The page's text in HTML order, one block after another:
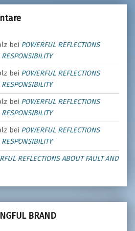
bei POWERFUL REFLECTIONS
bei POWERFUL REFLECTIONS
bei POWERFUL REFLECTIONS
bei POWERFUL REFLECTIONS
REFLECTIONS ABOUT FAULT AND
BRAND